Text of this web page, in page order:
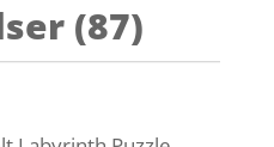
(87)